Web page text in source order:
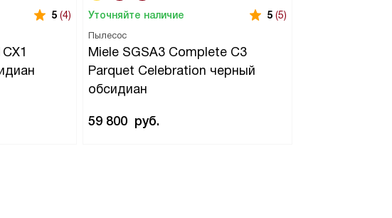
5 (4)
Пылесос
Miele SGSA3 Complete C3
Parquet Celebration черный
обсидиан
Уточняйте наличие 5 (5)
59 800 руб.